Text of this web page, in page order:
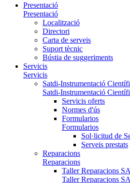
Presentació
Presentació
Localització
Directori
Carta de serveis
Suport tècnic
Bústia de suggeriments
Servicis
Servicis
Satdi-Instrumentació
Satdi-Instrumentació
Servicis oferts
Normes d'ús
Formularios
Formularios
Sol·licitud de
Serveis prestats
Reparacions
Reparacions
Taller Reparacions
Taller Reparacions